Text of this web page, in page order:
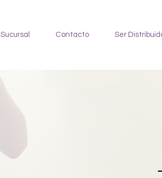
Sucursal Contacto Ser